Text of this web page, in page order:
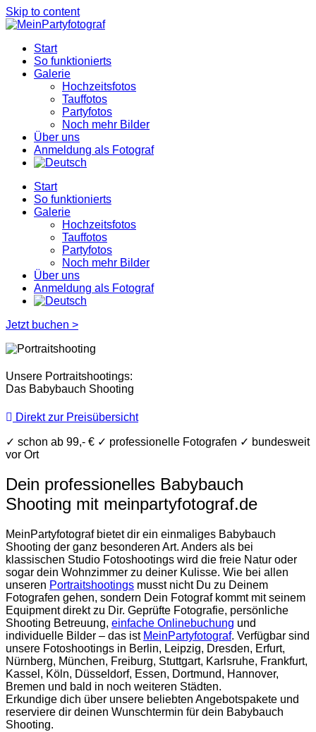
Skip to content
Start
So funktionierts
Galerie
Hochzeitsfotos
Tauffotos
Partyfotos
Noch mehr Bilder
Über uns
Anmeldung als Fotograf
Start
So funktionierts
Galerie
Hochzeitsfotos
Tauffotos
Partyfotos
Noch mehr Bilder
Über uns
Anmeldung als Fotograf
Jetzt buchen >
Unsere Portraitshootings:
Das Babybauch Shooting
Direkt zur Preisübersicht
✓ schon ab 99,- € ✓ professionelle Fotografen ✓ bundesweit
vor Ort
Dein professionelles Babybauch
Shooting mit meinpartyfotograf.de
MeinPartyfotograf bietet dir ein einmaliges Babybauch
Shooting der ganz besonderen Art. Anders als bei
klassischen Studio Fotoshootings wird die freie Natur oder
sogar dein Wohnzimmer zu deiner Kulisse. Wie bei allen
unseren Portraitshootings musst nicht Du zu Deinem
Fotografen gehen, sondern Dein Fotograf kommt mit seinem
Equipment direkt zu Dir. Geprüfte Fotografie, persönliche
Shooting Betreuung, einfache Onlinebuchung und
individuelle Bilder – das ist MeinPartyfotograf. Verfügbar sind
unsere Fotoshootings in Berlin, Leipzig, Dresden, Erfurt,
Nürnberg, München, Freiburg, Stuttgart, Karlsruhe, Frankfurt,
Kassel, Köln, Düsseldorf, Essen, Dortmund, Hannover,
Bremen und bald in noch weiteren Städten.
Erkundige dich über unsere beliebten Angebotspakete und
reserviere dir deinen Wunschtermin für dein Babybauch
Shooting.